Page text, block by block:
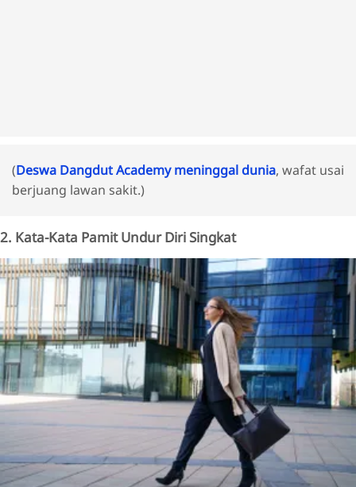
(Deswa Dangdut Academy meninggal dunia, wafat usai
berjuang lawan sakit.)
2. Kata-Kata Pamit Undur Diri Singkat